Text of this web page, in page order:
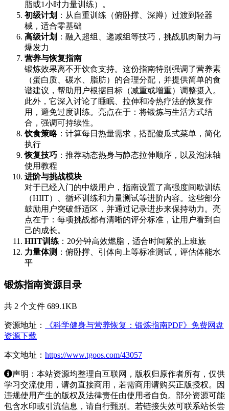
脂或1小时力量训练）。
初级计划 ：从自重训练（俯卧撑、深蹲）过渡到轻器
械，适合零基础
高级计划 ：融入超组、递减组等技巧，挑战肌肉耐力与
爆发力
营养与恢复指南
锻炼效果离不开饮食支持。这份指南特别强调了营养素
（蛋白质、碳水、脂肪）的合理分配，并提供简单的食
谱建议，帮助用户根据目标（减重或增重）调整摄入。
此外，它深入讨论了睡眠、拉伸和冷热疗法的恢复作
用，避免过度训练。亮点在于：将锻炼与生活方式结
合，强调可持续性。
饮食策略：计算每日热量需求，搭配傻瓜式菜单，简化
执行
恢复技巧 ：推荐动态热身与静态拉伸顺序，以及泡沫轴
使用教程
进阶与挑战模块
对于已经入门的中级用户，指南设置了高强度间歇训练
（HIIT）、循环训练和力量测试等进阶内容。这些部分
鼓励用户突破舒适区，并通过记录进步来保持动力。亮
点在于：每项挑战都有清晰的评分标准，让用户看到自
己的成长。
HIIT训练 ：20分钟高效燃脂，适合时间紧的上班族
力量体测 ：俯卧撑、引体向上等标准测试，评估体能水
平
锻炼指南资源目录
共 2 个文件 689.1KB
资源地址：
《科学健身与营养恢复：锻炼指南PDF》免费网盘
资源下载
本文地址： https://www.tgoos.com/43057
声明：本站资源均整理自互联网，版权归原作者所有，仅供
学习交流使用，请勿直接商用，若需商用请购买正版授权。因
违规使用产生的版权及法律责任由使用者自负。部分资源可能
包含水印或引流信息，请自行甄别。若链接失效可联系站长尝